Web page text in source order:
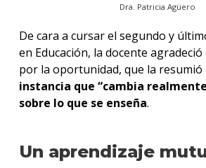
Dra. Patricia Agüero
De cara a cursar el segundo y
en Educación, la docente
por la oportunidad, que la resumió
instancia que “cambia
sobre lo que se enseña.
Un aprendizaje